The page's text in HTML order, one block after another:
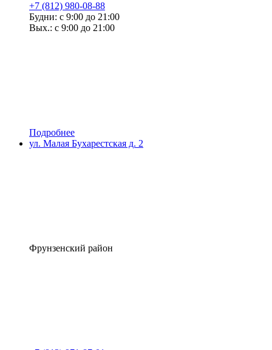
+7 (812) 980-08-88
Будни: с 9:00 до 21:00
Вых.: с 9:00 до 21:00
Подробнее
ул. Малая Бухарестская д. 2
Фрунзенский район